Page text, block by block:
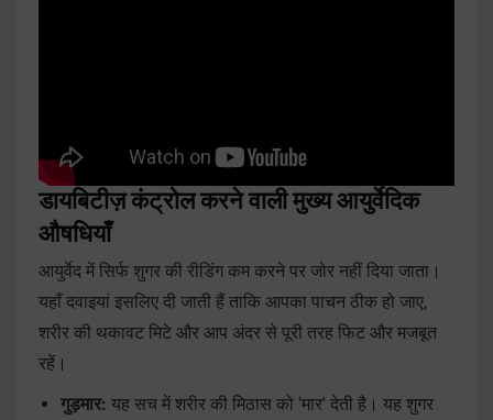
डायबिटीज़ कंट्रोल करने वाली मुख्य आयुर्वेदिक
औषधियाँ
आयुर्वेद में सिर्फ शुगर की रीडिंग कम करने पर जोर नहीं दिया जाता।
यहाँ दवाइयां इसलिए दी जाती हैं ताकि आपका पाचन ठीक हो जाए,
शरीर की थकावट मिटे और आप अंदर से पूरी तरह फिट और मजबूत
रहें।
गुड़मार: यह सच में शरीर की मिठास को 'मार' देती है। यह शुगर